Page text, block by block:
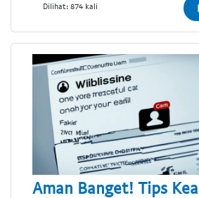
Dilihat: 874 kali
Aman Banget! Tips